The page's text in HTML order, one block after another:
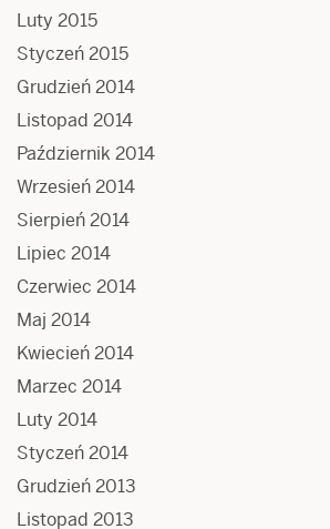
Luty 2015
Styczeń 2015
Grudzień 2014
Listopad 2014
Październik 2014
Wrzesień 2014
Sierpień 2014
Lipiec 2014
Czerwiec 2014
Maj 2014
Kwiecień 2014
Marzec 2014
Luty 2014
Styczeń 2014
Grudzień 2013
Listopad 2013